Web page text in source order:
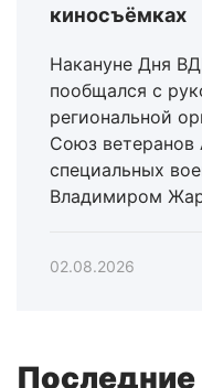
киносъёмках
Накануне Дня
пообщался с
региональной
Союз ветеранов
специальных
Владимиром
02.08.2026
Последние